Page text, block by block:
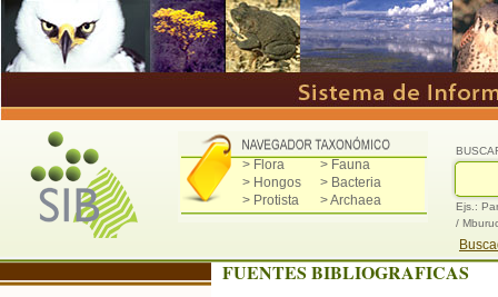
> Flora
> Fauna
> Hongos
> Bacteria
> Protista
> Archaea
Ejs.:
/
FUENTES BIBLIOGRAFICAS